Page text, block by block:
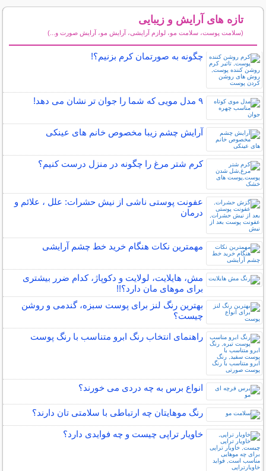
تازه های آرایش و زیبایی
(سلامت پوست، سلامت مو، لوازم آرایشی، آرایش مو، آرایش صورت و...)
چگونه به صورتمان کرم بزنیم؟!
۹ مدل مویی که شما را جوان تر نشان می دهد!
آرایش چشم زیبا مخصوص خانم های عینکی
کرم شتر مرغ را چگونه در منزل درست کنیم؟
عفونت پوستی ناشی از نیش حشرات: علل ، علائم و
درمان
مهمترین نکات هنگام خرید خط چشم آرایشی
مش، هایلایت، لولایت و دکوپاژ، کدام ضرر بیشتری
برای موهای مان دارد؟!!
بهترین رنگ لنز برای پوست سبزه، گندمی و روشن
چیست؟
راهنمای انتخاب رنگ ابرو متناسب با رنگ پوست
انواع برس به چه دردی می خورند؟
رنگ موهایتان چه ارتباطی با سلامتی تان دارند؟
خاویار تراپی چیست و چه فوایدی دارد؟